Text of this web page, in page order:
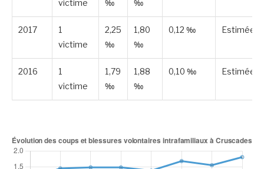
victime
‰
‰
2017
1
victime
2,25
‰
1,80
‰
0,12 ‰ Estimée
2016
1
victime
1,79
‰
1,88
‰
0,10 ‰ Estimée